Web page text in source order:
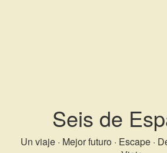
Seis de
Un viaje · Mejor futuro · Escape ·